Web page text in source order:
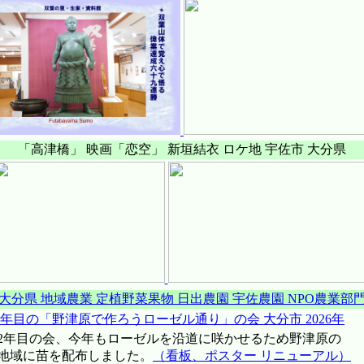
「高津橋」 映画「恋空」 新垣結衣 ロケ地 宇佐市 大分県
分県 地域農業 定植野菜果物 日出農園 宇佐農園 NPO農業部
目の「野津原で作ろうローゼル通り」の会 大分市 2026年
目の会、今年もローゼルを沿道に咲かせるため野津原の
域に苗を配布しました。
（看板、ポスター リニューアル）